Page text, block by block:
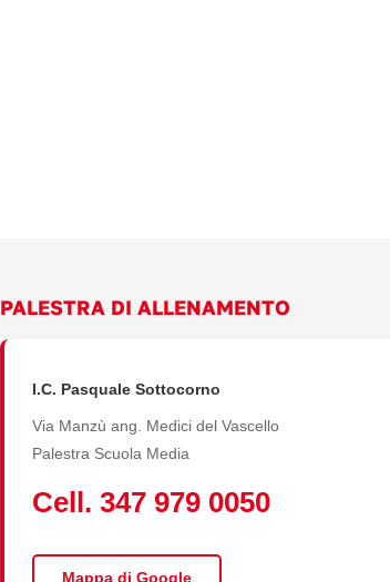
PALESTRA DI ALLENAMENTO
I.C. Pasquale Sottocorno
Via Manzù ang. Medici del Vascello
Palestra Scuola Media
Cell. 347 979 0050
Mappa di Google